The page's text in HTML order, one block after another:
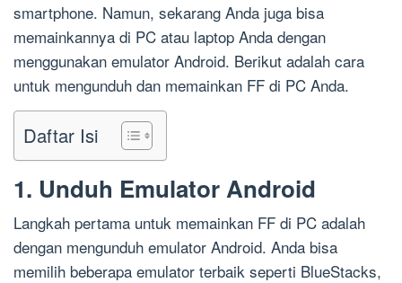
smartphone. Namun, sekarang Anda juga bisa
memainkannya di PC atau laptop Anda dengan
menggunakan emulator Android. Berikut adalah cara
untuk mengunduh dan memainkan FF di PC Anda.
Daftar Isi
1. Unduh Emulator Android
Langkah pertama untuk memainkan FF di PC adalah
dengan mengunduh emulator Android. Anda bisa
memilih beberapa emulator terbaik seperti BlueStacks,